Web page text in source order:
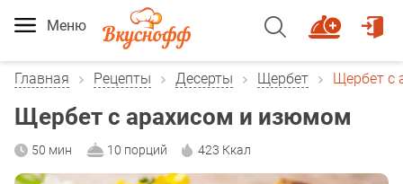
Меню
Главная Рецепты Десерты Щербет Щербет с
Щербет с арахисом и изюмом
50 мин 10 порций 423 Ккал